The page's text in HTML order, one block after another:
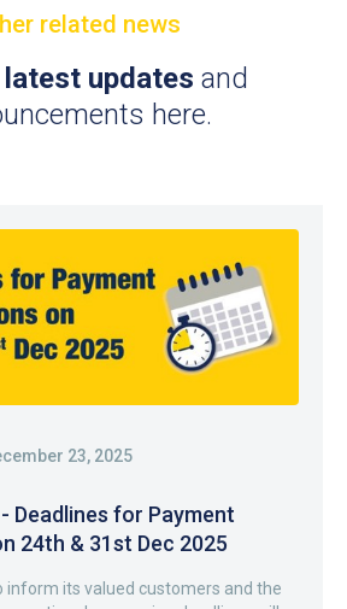
related news
latest updates and
here.
23, 2025
- Deadlines for Payment
24th & 31st Dec 2025
inform its valued customers and the